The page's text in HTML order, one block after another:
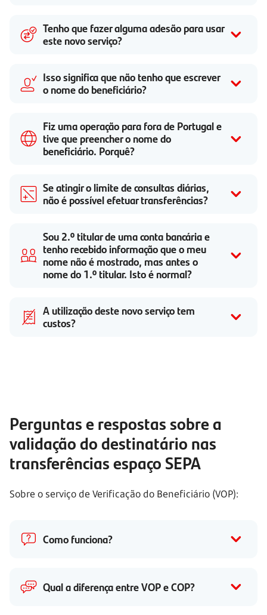
Tenho que fazer alguma adesão para usar
este novo serviço?
Isso significa que não tenho que escrever
o nome do beneficiário?
Fiz uma operação para fora de Portugal e
tive que preencher o nome do
beneficiário. Porquê?
Se atingir o limite de consultas diárias,
não é possível efetuar transferências?
Sou2.º titularde uma conta bancária e
tenho recebido informação que o meu
nome não é mostrado, mas antes o
nome do1.º titular. Isto é normal?
A utilização deste novo serviço tem
custos?
Perguntas e respostas sobre a
validação do destinatário nas
transferências espaço SEPA
Sobre o serviço de Verificação do Beneficiário (VOP):
Como funciona?
Qual a diferença entre VOP e COP?